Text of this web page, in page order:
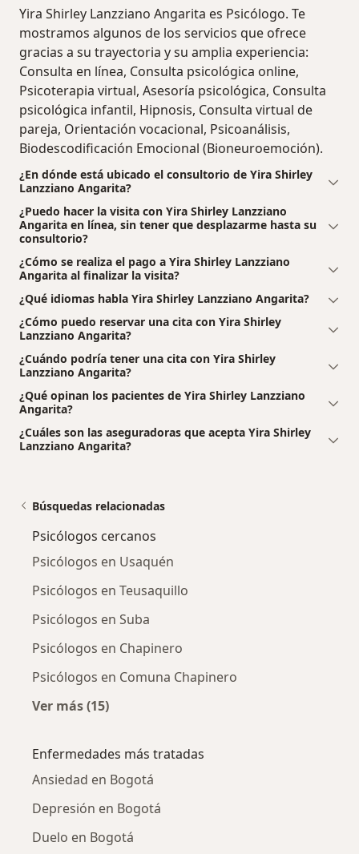
Yira Shirley Lanzziano Angarita es Psicólogo. Te
mostramos algunos de los servicios que ofrece
gracias a su trayectoria y su amplia experiencia:
Consulta en línea, Consulta psicológica online,
Psicoterapia virtual, Asesoría psicológica, Consulta
psicológica infantil, Hipnosis, Consulta virtual de
pareja, Orientación vocacional, Psicoanálisis,
Biodescodificación Emocional (Bioneuroemoción).
¿En dónde está ubicado el consultorio de Yira Shirley
Lanzziano Angarita?
¿Puedo hacer la visita con Yira Shirley Lanzziano
Angarita en línea, sin tener que desplazarme hasta su
consultorio?
¿Cómo se realiza el pago a Yira Shirley Lanzziano
Angarita al finalizar la visita?
¿Qué idiomas habla Yira Shirley Lanzziano Angarita?
¿Cómo puedo reservar una cita con Yira Shirley
Lanzziano Angarita?
¿Cuándo podría tener una cita con Yira Shirley
Lanzziano Angarita?
¿Qué opinan los pacientes de Yira Shirley Lanzziano
Angarita?
¿Cuáles son las aseguradoras que acepta Yira Shirley
Lanzziano Angarita?
Búsquedas relacionadas
Psicólogos cercanos
Psicólogos en Usaquén
Psicólogos en Teusaquillo
Psicólogos en Suba
Psicólogos en Chapinero
Psicólogos en Comuna Chapinero
Ver más (15)
Enfermedades más tratadas
Ansiedad en Bogotá
Depresión en Bogotá
Duelo en Bogotá